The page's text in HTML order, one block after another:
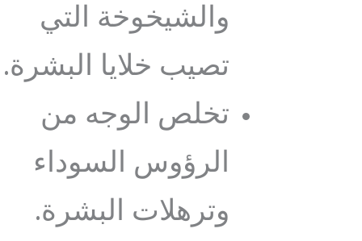
والشيخوخة التي
تصيب خلايا البشرة.
تخلص الوجه من
الرؤوس السوداء
وترهلات البشرة.